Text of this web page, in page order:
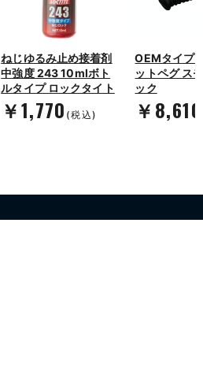
ねじゆるみ止め接着剤
中強度 243 10mlボト
ルタイプ ロックタイト
￥1,770 (税込)
OEMタイプ
ットペグ ス
ック
￥8,610